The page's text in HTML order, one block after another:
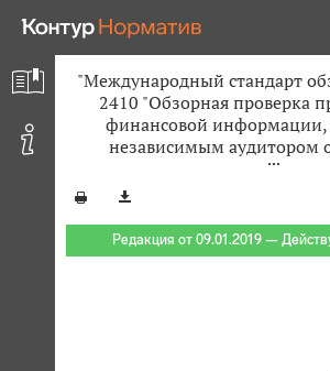
"Международный стандарт
2410 "Обзорная проверка
финансовой информации,
независимым аудитором
Редакция от 09.01.2019 —